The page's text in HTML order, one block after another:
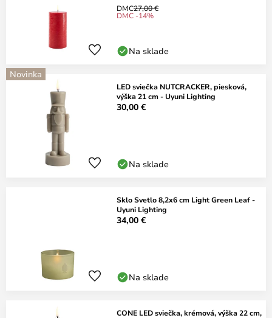
DMC27,00 €
DMC -14%
Na sklade
Novinka
LED sviečka NUTCRACKER, piesková,
výška 21 cm - Uyuni Lighting
30,00 €
Na sklade
Sklo Svetlo 8,2x6 cm Light Green Leaf -
Uyuni Lighting
34,00 €
Na sklade
CONE LED sviečka, krémová, výška 22 cm,